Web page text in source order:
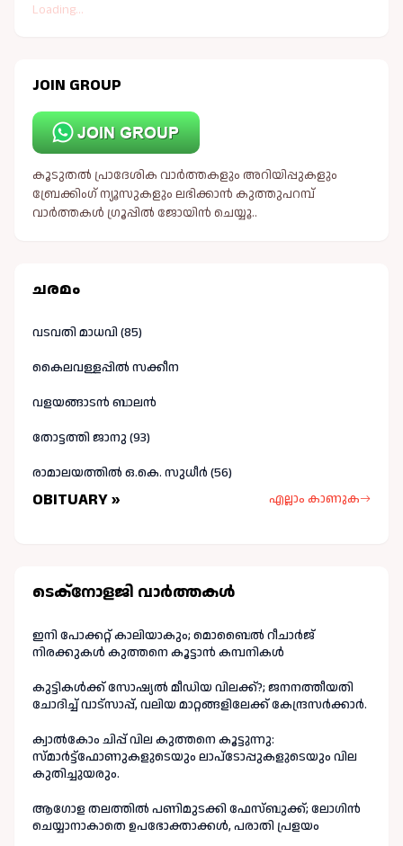
Loading...
JOIN GROUP
കൂടുതൽ പ്രാദേശിക വാർത്തകളും അറിയിപ്പുകളും
ബ്രേക്കിംഗ് ന്യൂസുകളും ലഭിക്കാൻ കുത്തുപറമ്പ്
വാർത്തകൾ ഗ്രൂപ്പിൽ ജോയിൻ ചെയ്യൂ..
ചരമം
വടവതി മാധവി (85)
കൈലവള്ളപ്പിൽ സക്കീന
വളയങ്ങാടൻ ബാലൻ
തോട്ടത്തി ജാനു (93)
രാമാലയത്തിൽ ഒ.കെ. സുധീർ (56)
OBITUARY » എല്ലാം കാണുക
ടെക്നോളജി വാർത്തകള്‍
ഇനി പോക്കറ്റ് കാലിയാകും; മൊബൈൽ റീചാർജ്
നിരക്കുകൾ കുത്തനെ കൂട്ടാൻ കമ്പനികൾ
കുട്ടികൾക്ക് സോഷ്യൽ മീഡിയ വിലക്ക്?; ജനനത്തീയതി
ചോദിച്ച് വാട്‌സാപ്പ്, വലിയ മാറ്റങ്ങളിലേക്ക് കേന്ദ്രസർക്കാർ.
ക്വാൽകോം ചിപ്പ് വില കുത്തനെ കൂട്ടുന്നു:
സ്മാർട്ട്ഫോണുകളുടെയും ലാപ്ടോപ്പുകളുടെയും വില
കുതിച്ചുയരും.
ആഗോള തലത്തിൽ പണിമുടക്കി ഫേസ്ബുക്ക്; ലോഗിന്‍
ചെയ്യാനാകാതെ ഉപഭോക്താക്കള്‍, പരാതി പ്രളയം